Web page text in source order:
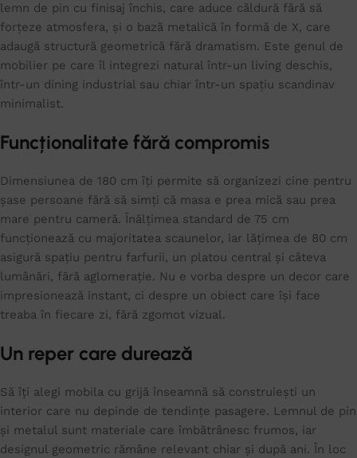
lemn de pin cu finisaj închis, care aduce căldură fără să
forțeze atmosfera, și o bază metalică în formă de X, care
adaugă structură geometrică fără dramatism. Este genul de
mobilier pe care îl integrezi natural într-un living deschis,
într-un dining industrial sau chiar într-un spațiu scandinav
minimalist.
Funcționalitate fără compromis
Dimensiunea de 180 cm îți permite să organizezi cine pentru
șase persoane fără să simți că masa e prea mică sau prea
mare pentru cameră. Înălțimea standard de 75 cm
funcționează cu majoritatea scaunelor, iar lățimea de 80 cm
asigură spațiu pentru farfurii, un platou central și câteva
lumânări, fără aglomerație. Nu e vorba despre un decor care
impresionează instant, ci despre un obiect care își face
treaba în fiecare zi, fără zgomot vizual.
Un reper care durează
Să îți alegi mobila cu grijă înseamnă să construiești un
interior care nu depinde de tendințe pasagere. Lemnul de pin
și metalul sunt materiale care îmbătrânesc frumos, iar
designul geometric rămâne relevant chiar și după ani. În loc